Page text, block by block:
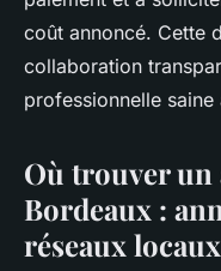
coût annoncé. Cette
collaboration
professionnelle
Où trouver un
Bordeaux :
réseaux locaux